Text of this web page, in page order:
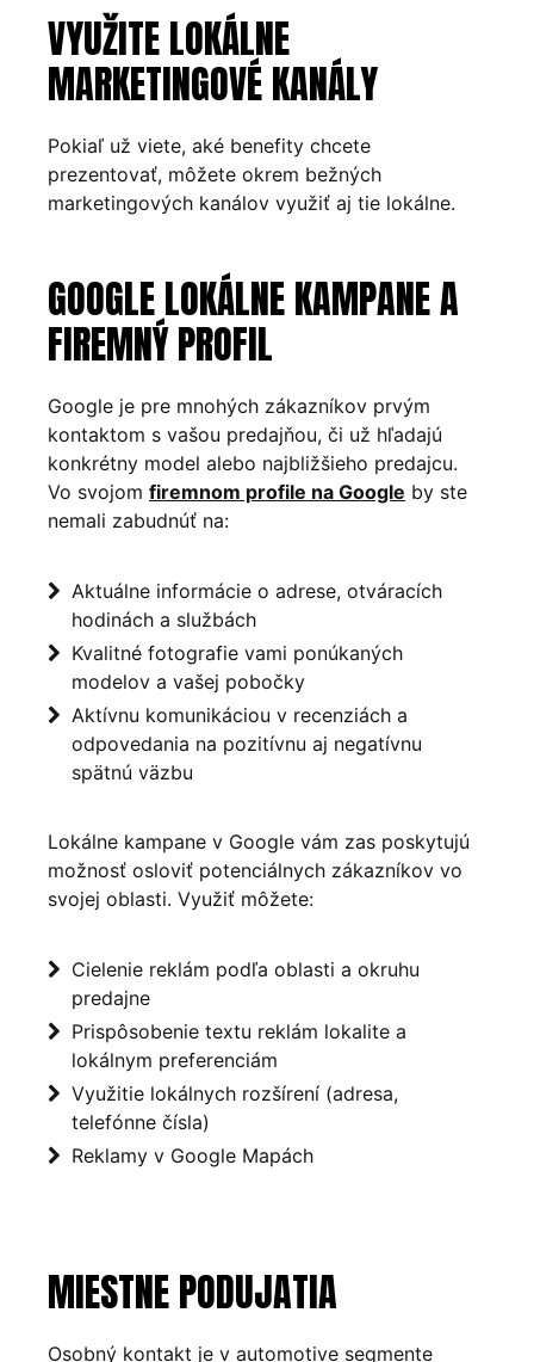
VYUŽITE LOKÁLNE
MARKETINGOVÉ KANÁLY
Pokiaľ už viete, aké benefity chcete
prezentovať, môžete okrem bežných
marketingových kanálov využiť aj tie lokálne.
GOOGLE LOKÁLNE KAMPANE A
FIREMNÝ PROFIL
Google je pre mnohých zákazníkov prvým
kontaktom s vašou predajňou, či už hľadajú
konkrétny model alebo najbližšieho predajcu.
Vo svojom firemnom profile na Google by ste
nemali zabudnúť na:
Aktuálne informácie o adrese, otváracích
hodinách a službách
Kvalitné fotografie vami ponúkaných
modelov a vašej pobočky
Aktívnu komunikáciou v recenziách a
odpovedania na pozitívnu aj negatívnu
spätnú väzbu
Lokálne kampane v Google vám zas poskytujú
možnosť osloviť potenciálnych zákazníkov vo
svojej oblasti. Využiť môžete:
Cielenie reklám podľa oblasti a okruhu
predajne
Prispôsobenie textu reklám lokalite a
lokálnym preferenciám
Využitie lokálnych rozšírení (adresa,
telefónne čísla)
Reklamy v Google Mapách
MIESTNE PODUJATIA
Osobný kontakt je v automotive segmente